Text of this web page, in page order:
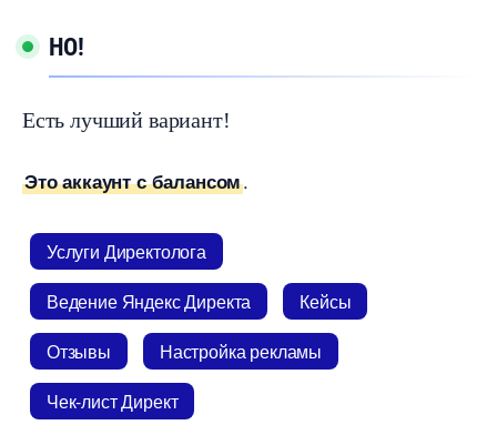
НО!
Есть лучший вариант!
Это аккаунт с балансом.
Услуги Директолога
едение Яндекс Директа
Кейсы
Отзывы
Настройка рекламы
Чек-лист Директ